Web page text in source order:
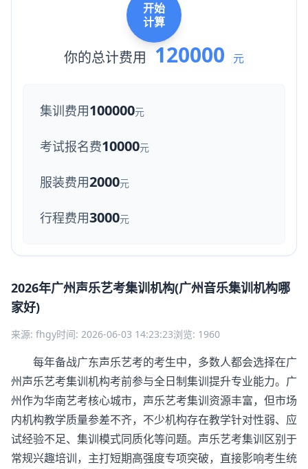
开始
计算
你的总计费用 120000 元
集训费用100000元
考试报名费10000元
服装费用2000元
行程费用3000元
2026年广州声乐艺考集训机构(广州音乐集训机构哪
家好)
来源: fhgy时间: 2026-06-03 14:23:23浏览: 1960
每年备战广东声乐艺考的考生中，多数人都会选择在广
州声乐艺考集训机构考前参与全日制集训提升专业能力。广
州作为华南艺考核心城市，声乐艺考集训资源丰富，但市场
内机构教学质量参差不齐，不少机构存在教学针对性弱、应
试经验不足、集训模式同质化等问题。声乐艺考集训区别于
常规兴趣培训，主打短期高强度专项突破，直接影响考生统